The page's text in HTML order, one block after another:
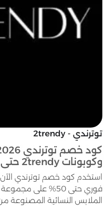
توترندي - 2trendy
وكوبونات 2trendy حتى 50%
استخدم كود خصم توترندي
فوري حتى 50% على
الملابس النسائية المصنوعة